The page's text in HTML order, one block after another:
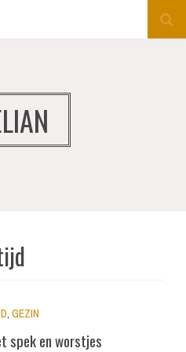
GEZIN
spek en worstjes